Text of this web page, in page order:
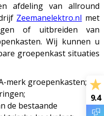
afdeling van allround
Zeemanelektro.nl met
of uitbreiden van
Wij kunnen u
groepenkast situaties
merk groepenkasten;
de bestaande
9.4